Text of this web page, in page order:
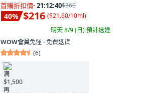
首購折扣價· 21:12:39$360
40% $216 ($21.60/10ml)
明天 8/9 (日)預計送達
WOW會員免運 ∙ 免費退貨
(6)